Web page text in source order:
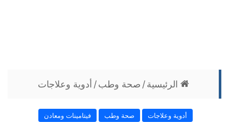
الرئيسية / صحة وطب / أدوية وعلاجات
أدوية وعلاجات صحة وطب فيتامينات ومعادن